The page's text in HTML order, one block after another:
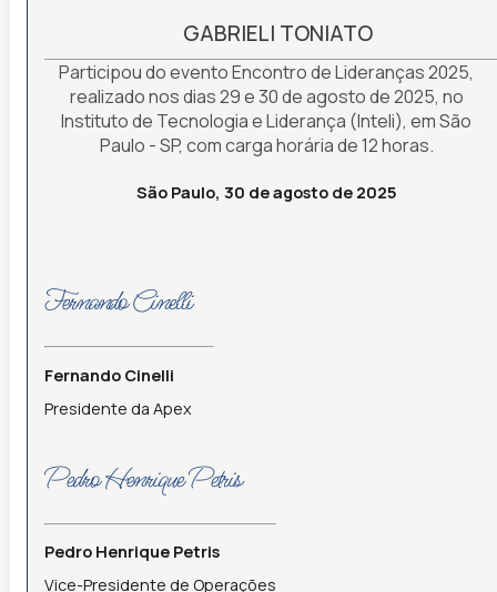
GABRIELI TONIATO
Participou do evento Encontro de Lideranças 2025,
realizado nos dias 29 e 30 de agosto de 2025, no
Instituto de Tecnologia e Liderança (Inteli), em São
Paulo - SP, com carga horária de 12 horas.
São Paulo, 30 de agosto de 2025
Fernando Cinelli
Fernando Cinelli
Presidente da Apex
Pedro Henrique Petris
Pedro Henrique Petris
Vice-Presidente de Operações